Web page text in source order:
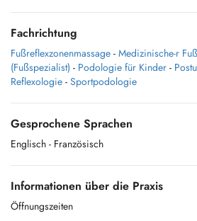
soigne via le prisme de l'analyse
(Posturopodie & PNS). Podologue du
universitaire en Podologie du sport et
analyse réflexe archiaque sur le membre
> Héléna Pilleul, Pédicurie Médicale
plantaire, orthopodologie.
Fachrichtung
Fußreflexzonenmassage - Medizinische-r
(Fußspezialist) - Podologie für Kinder -
Reflexologie - Sportpodologie
Gesprochene Sprachen
Englisch - Französisch
Informationen über die Praxis
Öffnungszeiten